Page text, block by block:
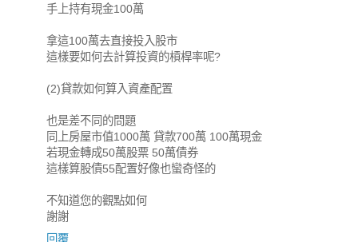
手上持有現金100萬
拿這100萬去直接投入股市
這樣要如何去計算投資的槓桿率呢?
(2)貸款如何算入資產配置
也是差不同的問題
同上房屋市值1000萬 貸款700萬 100萬現金
若現金轉成50萬股票 50萬債券
這樣算股債55配置好像也蠻奇怪的
不知道您的觀點如何
謝謝
回覆